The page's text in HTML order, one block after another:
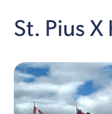
St. Pius